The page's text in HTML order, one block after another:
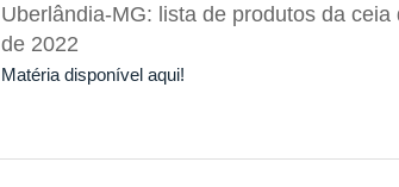
Uberlândia-MG: lista de produtos da
de 2022
Matéria disponível aqui!